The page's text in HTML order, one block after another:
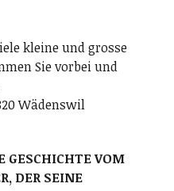
kleine und grosse
Sie vorbei und
Wädenswil
GESCHICHTE VOM
DER SEINE